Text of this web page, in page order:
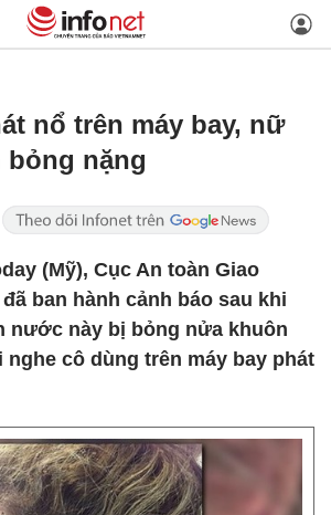
nổ trên máy bay, nữ
bỏng nặng
(Mỹ), Cục An toàn Giao
ban hành cảnh báo sau khi
nước này bị bỏng nửa khuôn
nghe cô dùng trên máy bay phát